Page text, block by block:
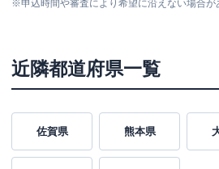
※申込時間や審査により希望に沿えない場合が
近隣都道府県一覧
佐賀県 熊本県